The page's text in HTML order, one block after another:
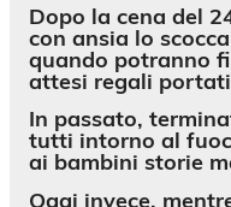
Dopo la cena del
con ansia lo
quando potranno
attesi regali
In passato,
tutti intorno al
ai bambini storie
Oggi invece,